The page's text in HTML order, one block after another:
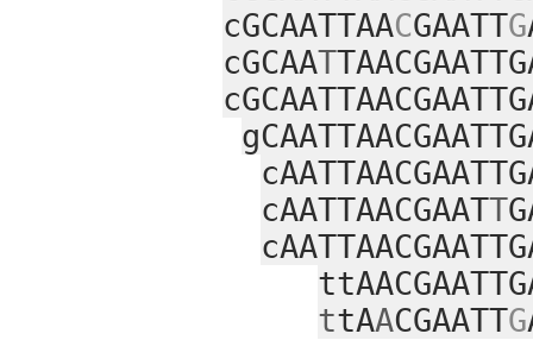
cGCAATTAACGAATTG
cGCAAT
cAATTAACGAATT
ttAACGAATTG